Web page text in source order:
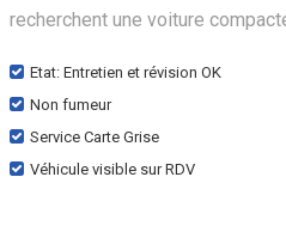
recherchent une voiture
Etat: Entretien et révision OK
Non fumeur
Service Carte Grise
Véhicule visible sur RDV